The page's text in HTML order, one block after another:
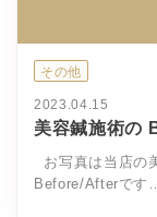
その他
2023.04.15
美容鍼施術の
お写真は当店の
Before/Afterです